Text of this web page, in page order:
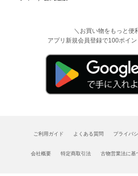
＼お買い物をもっと便
アプリ新規会員登録で100ポイン
ご利用ガイド よくある質問 プライバ
会社概要 特定商取引法 古物営業法に基